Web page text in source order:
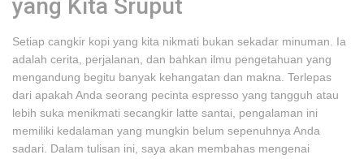
yang Kita Sruput
Setiap cangkir kopi yang kita nikmati bukan sekadar minuman. Ia
adalah cerita, perjalanan, dan bahkan ilmu pengetahuan yang
mengandung begitu banyak kehangatan dan makna. Terlepas
dari apakah Anda seorang pecinta espresso yang tangguh atau
lebih suka menikmati secangkir latte santai, pengalaman ini
memiliki kedalaman yang mungkin belum sepenuhnya Anda
sadari. Dalam tulisan ini, saya akan membahas mengenai